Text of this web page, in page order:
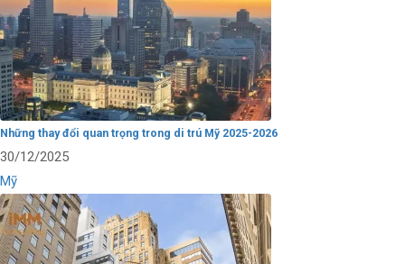
Những thay đổi quan trọng trong di trú Mỹ 2025-2026
30/12/2025
Mỹ